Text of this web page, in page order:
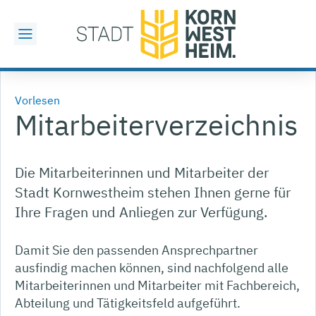
Vorlesen
Mitarbeiterverzeichnis
Die Mitarbeiterinnen und Mitarbeiter der
Stadt Kornwestheim stehen Ihnen gerne für
Ihre Fragen und Anliegen zur Verfügung.
Damit Sie den passenden Ansprechpartner
ausfindig machen können, sind nachfolgend alle
Mitarbeiterinnen und Mitarbeiter mit Fachbereich,
Abteilung und Tätigkeitsfeld aufgeführt.